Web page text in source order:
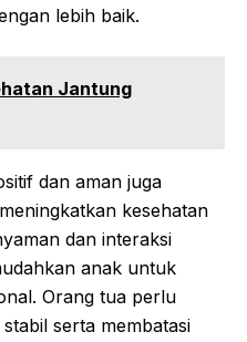
lebih baik.
Jantung
dan aman juga
kesehatan
dan interaksi
anak untuk
Orang tua perlu
serta membatasi